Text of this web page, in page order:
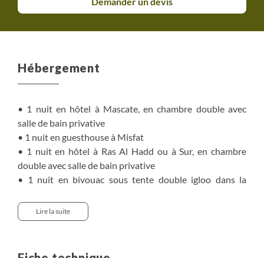
Hébergement
• 1 nuit en hôtel à Mascate, en chambre double avec
salle de bain privative
• 1 nuit en guesthouse à Misfat
• 1 nuit en hôtel à Ras Al Hadd ou à Sur, en chambre
double avec salle de bain privative
• 1 nuit en bivouac sous tente double igloo dans la
• 2 nuits en bivouac sous tente double igloo dans la
région des Wahibas
d'appoint peut être demandée au bivouac.
Lire la suite